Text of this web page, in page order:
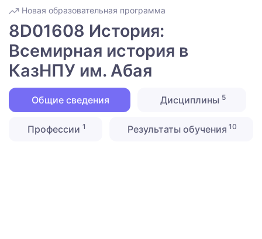
Новая образовательная программа
8D01608 История:
Всемирная история в
КазНПУ им. Абая
Общие сведения Дисциплины 5
Профессии 1 Результаты обучения 10